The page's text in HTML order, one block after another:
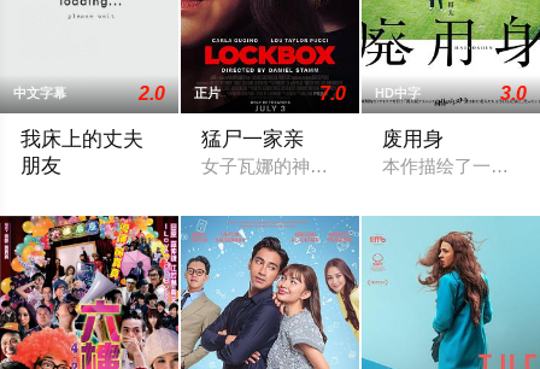
中文字幕 2.0
我床上的丈夫
朋友
正片 7.0
猛尸一家亲
女子瓦娜的神秘表亲温思罗普突然仓皇登
HD中字 3.0
废用身
本作描绘了一名医